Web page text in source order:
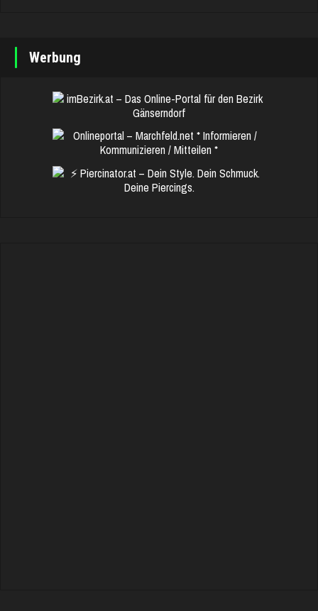
Werbung